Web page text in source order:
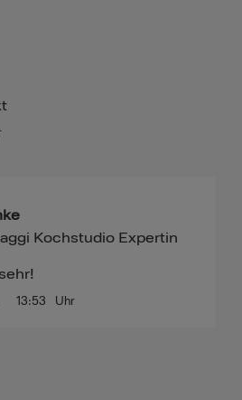
13:53 Uhr
Kochstudio Expertin